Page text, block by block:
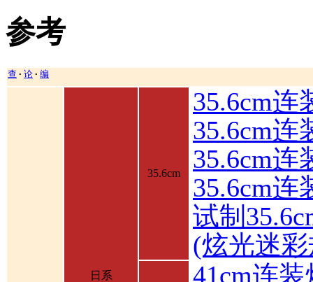
参考
查 • 论 • 编
日系
35.6cm
35.6cm连
35.6cm连
35.6cm连
35.6cm连
试制
(炫光迷
41cm连装